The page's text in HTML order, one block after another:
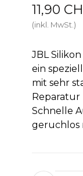
11,90
(inkl. MwSt.)
JBL
ein
mit sehr
Schnelle
geruchlos